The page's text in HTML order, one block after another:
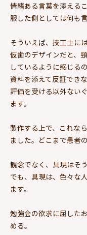
情緒ある言葉を添える
服した側としては何も
そういえば、技工士に
仮歯のデザインだと、
しているように感じる
資料を添えて反証でき
評価を受ける以外ない
ます。
製作する上で、これな
ました。どこまで患者
観念でなく、具現はそ
でも、具現は、色々な
ます。
勉強会の欲求に屈した
める。